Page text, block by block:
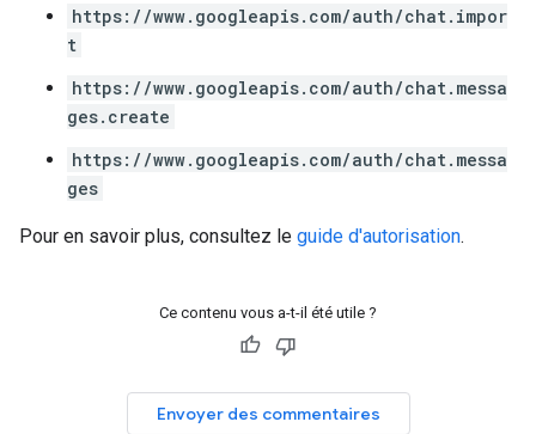
https://www.googleapis.com/auth/chat.impor
t
https://www.googleapis.com/auth/chat.messa
ges.create
https://www.googleapis.com/auth/chat.messa
ges
Pour en savoir plus, consultez le guide d'autorisation.
Ce contenu vous a-t-il été utile ?
Envoyer des commentaires